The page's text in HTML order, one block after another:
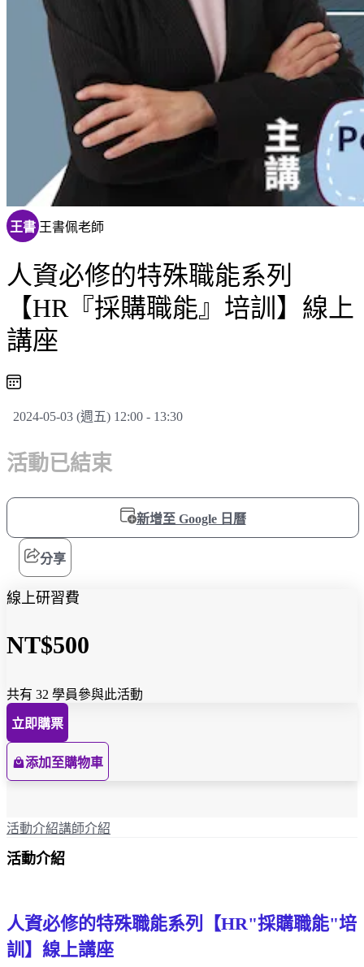
王書 王書佩老師
人資必修的特殊職能系列
【HR『採購職能』培訓】線上
講座
2024-05-03 (週五) 12:00 - 13:30
活動已結束
新增至 Google 日曆
分享
線上研習費
NT$500
共有 32 學員參與此活動
立即購票
添加至購物車
活動介紹講師介紹
活動介紹
人資必修的特殊職能系列【HR"採購職能"培
訓】線上講座